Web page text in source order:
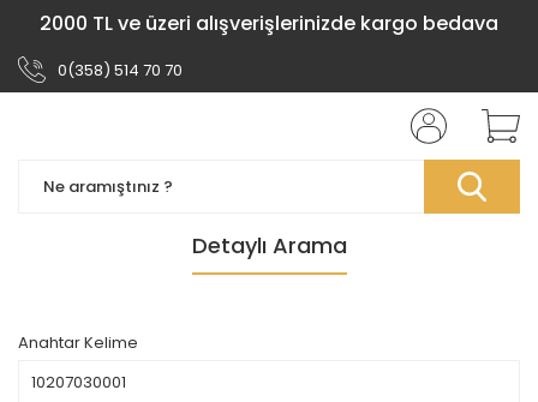
2000 TL ve üzeri alışverişlerinizde kargo bedava
0(358) 514 70 70
Detaylı Arama
Anahtar Kelime